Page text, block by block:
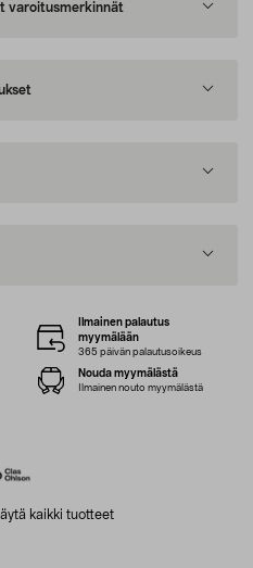
varoitusmerkinnät
kaikki tuotteet
Ilmainen palautus
myymälään
365 päivän palautusoikeus
Nouda myymälästä
Ilmainen nouto myymälästä